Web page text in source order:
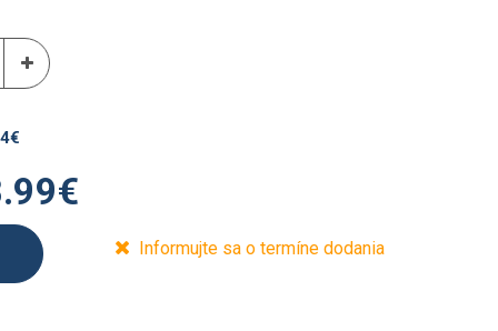
€
€
Informujte sa o termíne dodania